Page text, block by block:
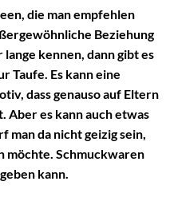
die man empfehlen
Beziehung
kennen, dann gibt es
Taufe. Es kann eine
dass genauso auf Eltern
Aber es kann auch etwas
man da nicht geizig sein,
möchte. Schmuckwaren
kann.